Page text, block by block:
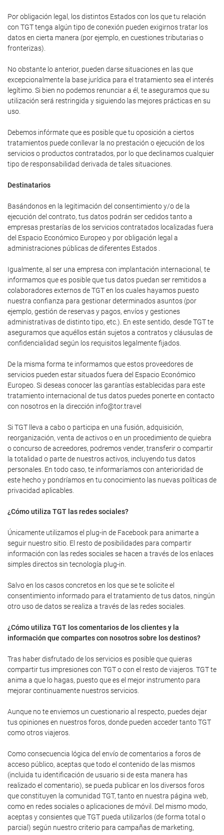
Por obligación legal, los distintos Estados con los que tu relación
con TGT tenga algún tipo de conexión pueden exigirnos tratar los
datos en cierta manera (por ejemplo, en cuestiones tributarias o
fronterizas).
No obstante lo anterior, pueden darse situaciones en las que
excepcionalmente la base jurídica para el tratamiento sea el interés
legítimo. Si bien no podemos renunciar a él, te aseguramos que su
utilización será restringida y siguiendo las mejores prácticas en su
uso.
Debemos infórmate que es posible que tu oposición a ciertos
tratamientos puede conllevar la no prestación o ejecución de los
servicios o productos contratados, por lo que declinamos cualquier
tipo de responsabilidad derivada de tales situaciones.
Destinatarios
Basándonos en la legitimación del consentimiento y/o de la
ejecución del contrato, tus datos podrán ser cedidos tanto a
empresas prestarías de los servicios contratados localizadas fuera
del Espacio Económico Europeo y por obligación legal a
administraciones públicas de diferentes Estados .
Igualmente, al ser una empresa con implantación internacional, te
informamos que es posible que tus datos puedan ser remitidos a
colaboradores externos de TGT en los cuales hayamos puesto
nuestra confianza para gestionar determinados asuntos (por
ejemplo, gestión de reservas y pagos, envíos y gestiones
administrativas de distinto tipo, etc.). En este sentido, desde TGT te
aseguramos que aquéllos están sujetos a contratos y cláusulas de
confidencialidad según los requisitos legalmente fijados.
De la misma forma te informamos que estos proveedores de
servicios pueden estar situados fuera del Espacio Económico
Europeo. Si deseas conocer las garantías establecidas para este
tratamiento internacional de tus datos puedes ponerte en contacto
con nosotros en la dirección info@tor.travel
Si TGT lleva a cabo o participa en una fusión, adquisición,
reorganización, venta de activos o en un procedimiento de quiebra
o concurso de acreedores, podremos vender, transferir o compartir
la totalidad o parte de nuestros activos, incluyendo tus datos
personales. En todo caso, te informaríamos con anterioridad de
este hecho y pondríamos en tu conocimiento las nuevas políticas de
privacidad aplicables.
¿Cómo utiliza TGT las redes sociales?
Únicamente utilizamos el plug-in de Facebook para animarte a
seguir nuestro sitio. El resto de posibilidades para compartir
información con las redes sociales se hacen a través de los enlaces
simples directos sin tecnología plug-in.
Salvo en los casos concretos en los que se te solicite el
consentimiento informado para el tratamiento de tus datos, ningún
otro uso de datos se realiza a través de las redes sociales.
¿Cómo utiliza TGT los comentarios de los clientes y la
información que compartes con nosotros sobre los destinos?
Tras haber disfrutado de los servicios es posible que quieras
compartir tus impresiones con TGT o con el resto de viajeros. TGT te
anima a que lo hagas, puesto que es el mejor instrumento para
mejorar continuamente nuestros servicios.
Aunque no te enviemos un cuestionario al respecto, puedes dejar
tus opiniones en nuestros foros, donde pueden acceder tanto TGT
como otros viajeros.
Como consecuencia lógica del envío de comentarios a foros de
acceso público, aceptas que todo el contenido de las mismos
(incluida tu identificación de usuario si de esta manera has
realizado el comentario), se pueda publicar en los diversos foros
que constituyen la comunidad TGT, tanto en nuestra página web,
como en redes sociales o aplicaciones de móvil. Del mismo modo,
aceptas y consientes que TGT pueda utilizarlos (de forma total o
parcial) según nuestro criterio para campañas de marketing,